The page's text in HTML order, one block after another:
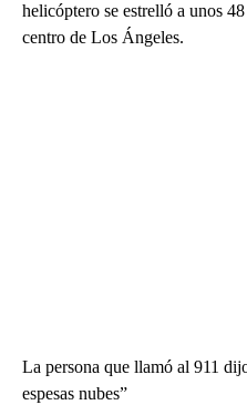
helicóptero se estrelló a unos
centro de Los Ángeles.
La persona que llamó al 911
espesas nubes”